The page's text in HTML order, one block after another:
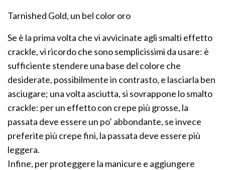
Tarnished Gold, un bel color oro
Se è la prima volta che vi avvicinate agli smalti effetto
crackle, vi ricordo che sono semplicissimi da usare: è
sufficiente stendere una base del colore che
desiderate, possibilmente in contrasto, e lasciarla ben
asciugare; una volta asciutta, si sovrappone lo smalto
crackle: per un effetto con crepe più grosse, la
passata deve essere un po’ abbondante, se invece
preferite più crepe fini, la passata deve essere più
leggera.
Infine, per proteggere la manicure e aggiungere